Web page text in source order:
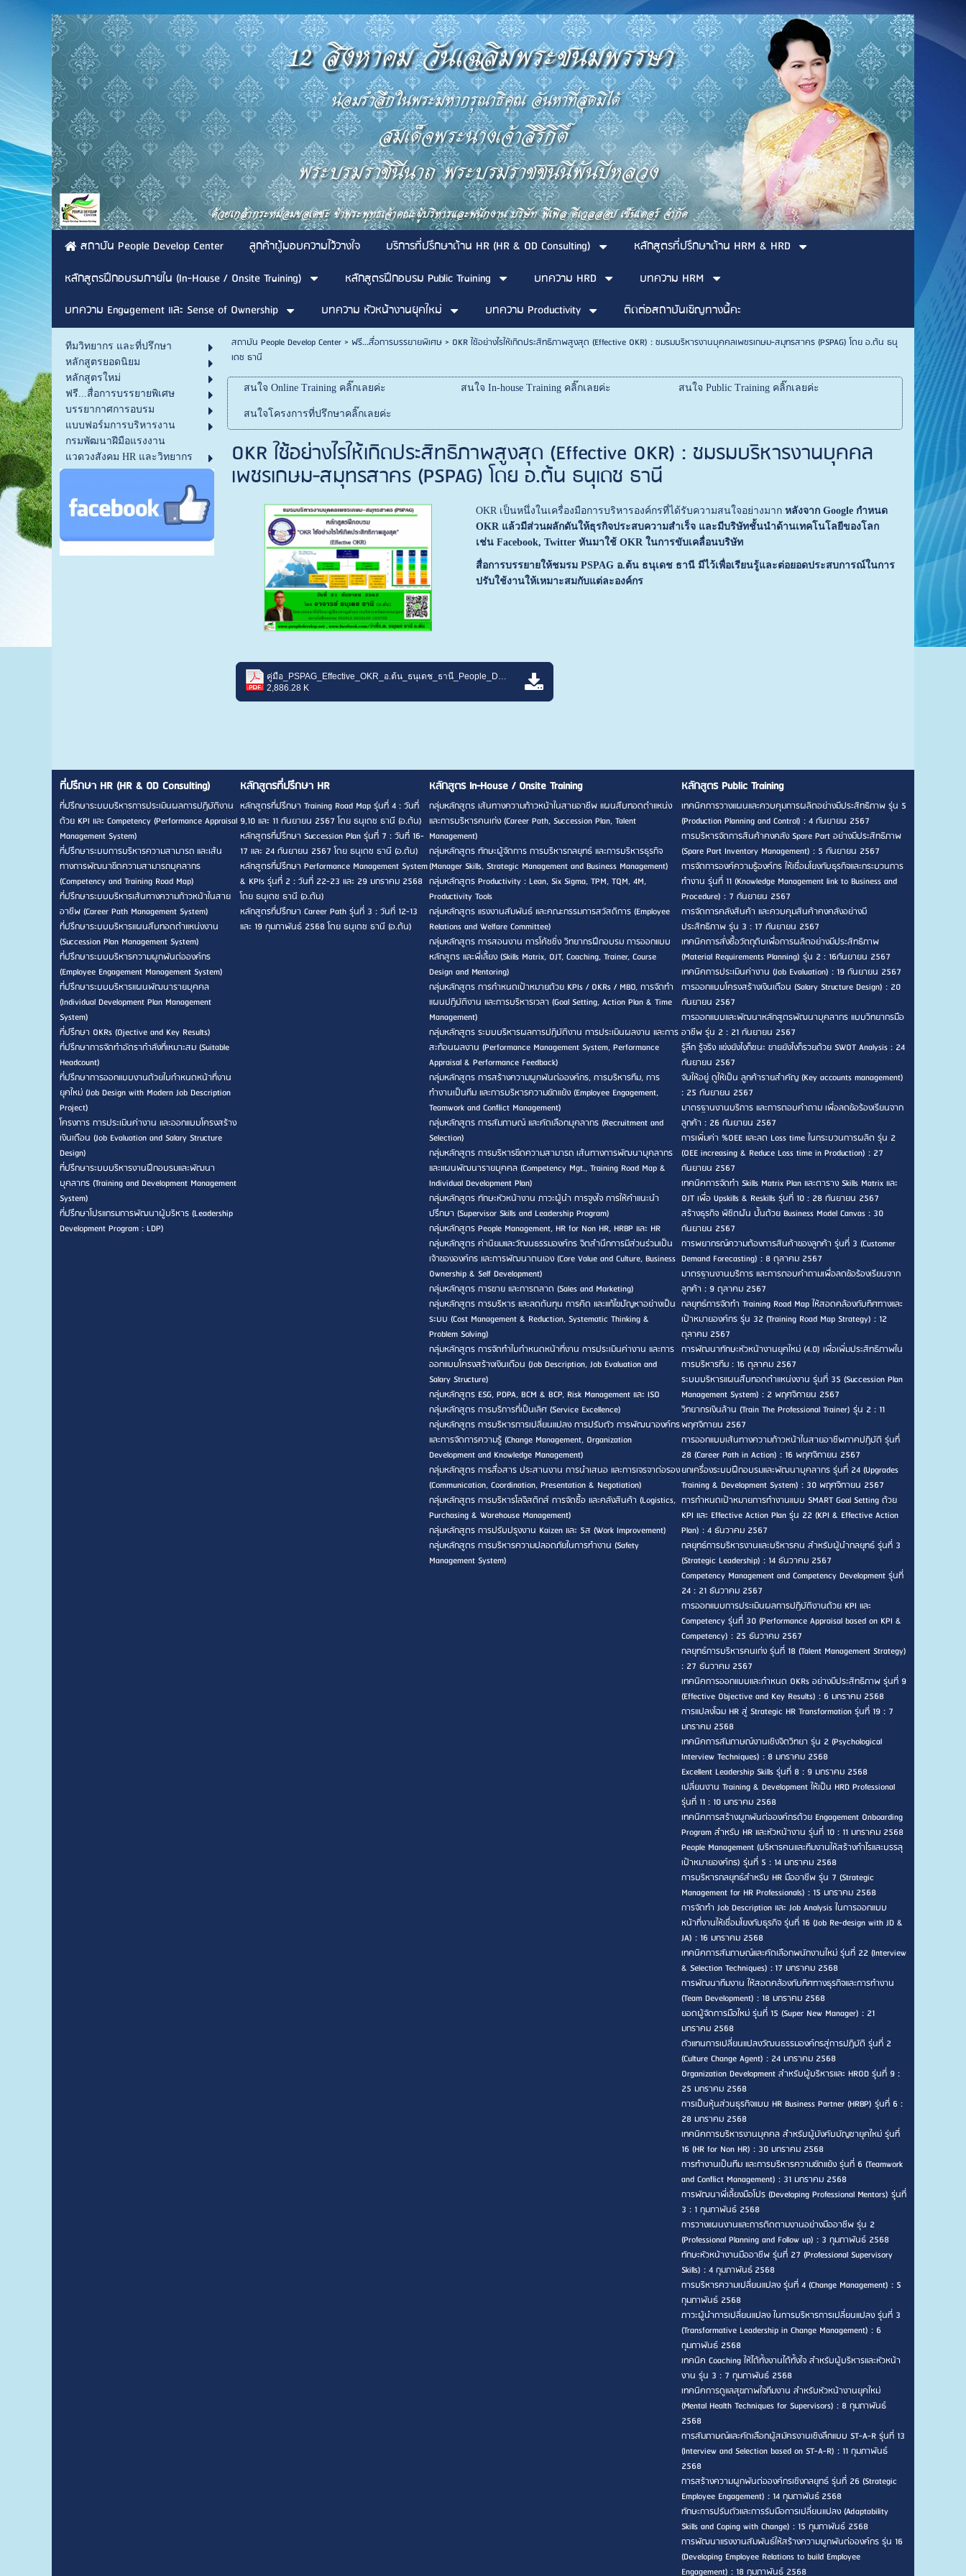
สถาบัน People Develop Center ลูกค้าผู้มอบความไว้วางใจ บริการที่ปรึกษาด้าน HR (HR & OD Consulting)
หลักสูตรที่ปรึกษาด้าน HRM & HRD
หลักสูตรฝึกอบรมภายใน (In-House / Onsite Training)
หลักสูตรฝึกอบรม Public Training บทความ HRD
บทความ HRM
บทความ Engagement และ Sense of Ownership
บทความ หัวหน้างานยุคใหม่ บทความ Productivity ติดต่อสถาบันเชิญทางนี้คะ
ทีมวิทยากร และที่ปรึกษา
หลักสูตรยอดนิยม
หลักสูตรใหม่
ฟรี...สื่อการบรรยายพิเศษ
บรรยากาศการอบรม
แบบฟอร์มการบริหารงาน
กรมพัฒนาฝีมือแรงงาน
แวดวงสังคม HR และวิทยากร
สถาบัน People Develop Center> ฟรี...สื่อการบรรยายพิเศษ> OKR ใช้อย่างไรให้เกิดประสิทธิภาพสูงสุด (Effective OKR) : ชมรมบริหารงานบุคคลเพชรเกษม-สมุทรสาคร (PSPAG) โดย อ.ต้น ธนุ
เดช ธานี
สนใจ Online Training คลิ๊กเลยค่ะ สนใจ In-house Training คลิ๊กเลยค่ะ สนใจ Public Training คลิ๊กเลยค่ะ
สนใจโครงการที่ปรึกษาคลิ๊กเลยค่ะ
OKR ใช้อย่างไรให้เกิดประสิทธิภาพสูงสุด (Effective OKR) : ชมรมบริหารงานบุคคล
เพชรเกษม-สมุทรสาคร (PSPAG) โดย อ.ต้น ธนุเดช ธานี
OKR เป็นหนึ่งในเครื่องมือการบริหารองค์กรที่ได้รับความสนใจอย่างมากหลังจาก Google กำหนด
OKR แล้วมีส่วนผลักดันให้ธุรกิจประสบความสำเร็จ และมีบริษัทชั้นนำด้านเทคโนโลยีของโลก
เช่นFacebook, Twitter หันมาใช้ OKR ในการขับเคลื่อนบริษัท
สื่อการบรรยายให้ชมรม PSPAG อ.ต้น ธนุเดช ธานี มีไว้เพื่อเรียนรู้และต่อยอดประสบการณ์ในการ
ปรับใช้งานให้เหมาะสมกับแต่ละองค์กร
คู่มือ_PSPAG_Effective_OKR_อ.ต้น_ธนุเดช_ธานี_People_Develop_Center.pdf
2,886.28 K
ที่ปรึกษา HR (HR & OD Consulting)
ที่ปรึกษาระบบบริหารการประเมินผลการปฏิบัติงาน
ด้วย KPI และ Competency (Performance Appraisal
Management System)
ที่ปรึกษาระบบการบริหารความสามารถ และเส้น
ทางการพัฒนาขีดความสามารถบุคลากร
(Competency and Training Road Map)
ที่ปรึกษาระบบบริหารเส้นทางความก้าวหน้าในสาย
อาชีพ (Career Path Management System)
ที่ปรึกษาระบบบริหารแผนสืบทอดตำแหน่งงาน
(Succession Plan Management System)
ที่ปรึกษาระบบบริหารความผูกพันต่อองค์กร
(Employee Engagement Management System)
ที่ปรึกษาระบบบริหารแผนพัฒนารายบุคคล
(Individual Development Plan Management
System)
ที่ปรึกษา OKRs (Ojective and Key Results)
ที่ปรึกษาการจัดทำอัตรากำลังที่เหมาะสม (Suitable
Headcount)
ที่ปรึกษาการออกแบบงานด้วยใบกำหนดหน้าที่งาน
ยุคใหม่ (Job Design with Modern Job Description
Project)
โครงการ การประเมินค่างาน และออกแบบโครงสร้าง
เงินเดือน (Job Evaluation and Salary Structure
Design)
ที่ปรึกษาระบบบริหารงานฝึกอบรมและพัฒนา
บุคลากร (Training and Development Management
System)
ที่ปรึกษาโปรแกรมการพัฒนาผู้บริหาร (Leadership
Development Program : LDP)
หลักสูตรที่ปรึกษา HR
หลักสูตรที่ปรึกษา Training Road Map รุ่นที่ 4 : วันที่
9,10 และ 11 กันยายน 2567 โดย ธนุเดช ธานี (อ.ต้น)
หลักสูตรที่ปรึกษา Succession Plan รุ่นที่ 7 : วันที่ 16-
17 และ 24 กันยายน 2567 โดย ธนุเดช ธานี (อ.ต้น)
หลักสูตรที่ปรึกษา Performance Management System
& KPIs รุ่นที่ 2 : วันที่ 22-23 และ 29 มกราคม 2568
โดย ธนุเดช ธานี (อ.ต้น)
หลักสูตรที่ปรึกษา Career Path รุ่นที่ 3 : วันที่ 12-13
และ 19 กุมภาพันธ์ 2568 โดย ธนุเดช ธานี (อ.ต้น)
หลักสูตร In-House / Onsite Training
กลุ่มหลักสูตร เส้นทางความก้าวหน้าในสายอาชีพ แผนสืบทอดตำแหน่ง
และการบริหารคนเก่ง (Career Path, Succession Plan, Talent
Management)
กลุ่มหลักสูตร ทักษะผู้จัดการ การบริหารกลยุทธ์ และการบริหารธุรกิจ
(Manager Skills, Strategic Management and Business Management)
กลุ่มหลักสูตร Productivity : Lean, Six Sigma, TPM, TQM, 4M,
Productivity Tools
กลุ่มหลักสูตร แรงงานสัมพันธ์ และคณะกรรมการสวัสดิการ (Employee
Relations and Welfare Committee)
กลุ่มหลักสูตร การสอนงาน การโค้ชชิ่ง วิทยากรฝึกอบรม การออกแบบ
หลักสูตร และพี่เลี้ยง (Skills Matrix, OJT, Coaching, Trainer, Course
Design and Mentoring)
กลุ่มหลักสูตร การกำหนดเป้าหมายด้วย KPIs / OKRs / MBO, การจัดทำ
แผนปฏิบัติงาน และการบริหารเวลา (Goal Setting, Action Plan & Time
Management)
กลุ่มหลักสูตร ระบบบริหารผลการปฏิบัติงาน การประเมินผลงาน และการ
สะท้อนผลงาน (Performance Management System, Performance
Appraisal & Performance Feedback)
กลุ่มหลักสูตร การสร้างความผูกพันต่อองค์กร, การบริหารทีม, การ
ทำงานเป็นทีม และการบริหารความขัดแย้ง (Employee Engagement,
Teamwork and Conflict Management)
กลุ่มหลักสูตร การสัมภาษณ์ และคัดเลือกบุคลากร (Recruitment and
Selection)
กลุ่มหลักสูตร การบริหารขีดความสามารถ เส้นทางการพัฒนาบุคลากร
และแผนพัฒนารายบุคคล (Competency Mgt., Training Road Map &
Individual Development Plan)
กลุ่มหลักสูตร ทักษะหัวหน้างาน ภาวะผู้นำ การจูงใจ การให้คำแนะนำ
ปรึกษา (Supervisor Skills and Leadership Program)
กลุ่มหลักสูตร People Management, HR for Non HR, HRBP และ HR
กลุ่มหลักสูตร ค่านิยมและวัฒนธรรมองค์กร จิตสำนึกการมีส่วนร่วมเป็น
เจ้าขององค์กร และการพัฒนาตนเอง (Core Value and Culture, Business
Ownership & Self Development)
กลุ่มหลักสูตร การขาย และการตลาด (Sales and Marketing)
กลุ่มหลักสูตร การบริหาร และลดต้นทุน การคิด และแก้ไขปัญหาอย่างเป็น
ระบบ (Cost Management & Reduction, Systematic Thinking &
Problem Solving)
กลุ่มหลักสูตร การจัดทำใบกำหนดหน้าที่งาน การประเมินค่างาน และการ
ออกแบบโครงสร้างเงินเดือน (Job Description, Job Evaluation and
Salary Structure)
กลุ่มหลักสูตร ESG, PDPA, BCM & BCP, Risk Management และ ISO
กลุ่มหลักสูตร การบริการที่เป็นเลิศ (Service Excellence)
กลุ่มหลักสูตร การบริหารการเปลี่ยนแปลง การปรับตัว การพัฒนาองค์กร
และการจัดการความรู้ (Change Management, Organization
Development and Knowledge Management)
กลุ่มหลักสูตร การสื่อสาร ประสานงาน การนำเสนอ และการเจรจาต่อรอง
(Communication, Coordination, Presentation & Negotiation)
กลุ่มหลักสูตร การบริหารโลจิสติกส์ การจัดซื้อ และคลังสินค้า (Logistics,
Purchasing & Warehouse Management)
กลุ่มหลักสูตร การปรับปรุงงาน Kaizen และ 5ส (Work Improvement)
กลุ่มหลักสูตร การบริหารความปลอดภัยในการทำงาน (Safety
Management System)
หลักสูตร Public Training
เทคนิคการวางแผนและควบคุมการผลิตอย่างมีประสิทธิภาพ รุ่น 5
(Production Planning and Control) : 4 กันยายน 2567
การบริหารจัดการสินค้าคงคลัง Spare Part อย่างมีประสิทธิภาพ
(Spare Part Inventory Management) : 5 กันยายน 2567
การจัดการองค์ความรู้องค์กร ให้เชื่อมโยงกับธุรกิจและกระบวนการ
ทำงาน รุ่นที่ 11 (Knowledge Management link to Business and
Procedure) : 7 กันยายน 2567
การจัดการคลังสินค้า และควบคุมสินค้าคงคลังอย่างมี
ประสิทธิภาพ รุ่น 3 : 17 กันยายน 2567
เทคนิคการสั่งซื้อวัตถุดิบเพื่อการผลิตอย่างมีประสิทธิภาพ
(Material Requirements Planning) รุ่น 2 : 16กันยายน 2567
เทคนิคการประเมินค่างาน (Job Evaluation) : 19 กันยายน 2567
การออกแบบโครงสร้างเงินเดือน (Salary Structure Design) : 20
กันยายน 2567
การออกแบบและพัฒนาหลักสูตรพัฒนาบุคลากร แบบวิทยากรมือ
อาชีพ รุ่น 2 : 21 กันยายน 2567
รู้ลึก รู้จริง แข่งยังไงก็ชนะ ขายยังไงก็รวยด้วย SWOT Analysis : 24
กันยายน 2567
จับให้อยู่ ดูให้เป็น ลูกค้ารายสำคัญ (Key accounts management)
: 25 กันยายน 2567
มาตรฐานงานบริการ และการตอบคำถาม เพื่อลดข้อร้องเรียนจาก
ลูกค้า : 26 กันยายน 2567
การเพิ่มค่า %OEE และลด Loss time ในกระบวนการผลิต รุ่น 2
(OEE increasing & Reduce Loss time in Production) : 27
กันยายน 2567
เทคนิคการจัดทำ Skills Matrix Plan และตาราง Skills Matrix และ
OJT เพื่อ Upskills & Reskills รุ่นที่ 10 : 28 กันยายน 2567
สร้างธุรกิจ พิชิตฝัน ปั้นด้วย Business Model Canvas : 30
กันยายน 2567
การพยากรณ์ความต้องการสินค้าของลูกค้า รุ่นที่ 3 (Customer
Demand Forecasting) : 8 ตุลาคม 2567
มาตรฐานงานบริการ และการตอบคำถามเพื่อลดข้อร้องเรียนจาก
ลูกค้า : 9 ตุลาคม 2567
กลยุทธ์การจัดทำ Training Road Map ให้สอดคล้องกับทิศทางและ
เป้าหมายองค์กร รุ่น 32 (Training Road Map Strategy) : 12
ตุลาคม 2567
การพัฒนาทักษะหัวหน้างานยุคใหม่ (4.0) เพื่อเพิ่มประสิทธิภาพใน
การบริหารทีม : 16 ตุลาคม 2567
ระบบบริหารแผนสืบทอดตำแหน่งงาน รุ่นที่ 35 (Succession Plan
Management System) : 2 พฤศจิกายน 2567
วิทยากรเงินล้าน (Train The Professional Trainer) รุ่น 2 : 11
พฤศจิกายน 2567
การออกแบบเส้นทางความก้าวหน้าในสายอาชีพภาคปฏิบัติ รุ่นที่
28 (Career Path in Action) : 16 พฤศจิกายน 2567
ยกเครื่องระบบฝึกอบรมและพัฒนาบุคลากร รุ่นที่ 24 (Upgrades
Training & Development System) : 30 พฤศจิกายน 2567
การกำหนดเป้าหมายการทำงานแบบ SMART Goal Setting ด้วย
KPI และ Effective Action Plan รุ่น 22 (KPI & Effective Action
Plan) : 4 ธันวาคม 2567
กลยุทธ์การบริหารงานและบริหารคน สำหรับผู้นำกลยุทธ์ รุ่นที่ 3
(Strategic Leadership) : 14 ธันวาคม 2567
Competency Management and Competency Development รุ่นที่
24 : 21 ธันวาคม 2567
การออกแบบการประเมินผลการปฏิบัติงานด้วย KPI และ
Competency รุ่นที่ 30 (Performance Appraisal based on KPI &
Competency) : 25 ธันวาคม 2567
กลยุทธ์การบริหารคนเก่ง รุ่นที่ 18 (Talent Management Strategy)
: 27 ธันวาคม 2567
เทคนิคการออกแบบและกำหนด OKRs อย่างมีประสิทธิภาพ รุ่นที่ 9
(Effective Objective and Key Results) : 6 มกราคม 2568
การแปลงโฉม HR สู่ Strategic HR Transformation รุ่นที่ 19 : 7
มกราคม 2568
เทคนิคการสัมภาษณ์งานเชิงจิตวิทยา รุ่น 2 (Psychological
Interview Techniques) : 8 มกราคม 2568
Excellent Leadership Skills รุ่นที่ 8 : 9 มกราคม 2568
เปลี่ยนงาน Training & Development ให้เป็น HRD Professional
รุ่นที่ 11 : 10 มกราคม 2568
เทคนิคการสร้างผูกพันต่อองค์กรด้วย Engagement Onboarding
Program สำหรับ HR และหัวหน้างาน รุ่นที่ 10 : 11 มกราคม 2568
People Management (บริหารคนและทีมงานให้สร้างกำไรและบรรลุ
เป้าหมายองค์กร) รุ่นที่ 5 : 14 มกราคม 2568
การบริหารกลยุทธ์สำหรับ HR มืออาชีพ รุ่น 7 (Strategic
Management for HR Professionals) : 15 มกราคม 2568
การจัดทำ Job Description และ Job Analysis ในการออกแบบ
หน้าที่งานให้เชื่อมโยงกับธุรกิจ รุ่นที่ 16 (Job Re-design with JD &
JA) : 16 มกราคม 2568
เทคนิคการสัมภาษณ์และคัดเลือกพนักงานใหม่ รุ่นที่ 22 (Interview
& Selection Techniques) : 17 มกราคม 2568
การพัฒนาทีมงาน ให้สอดคล้องกับทิศทางธุรกิจและการทำงาน
(Team Development) : 18 มกราคม 2568
ยอดผู้จัดการมือใหม่ รุ่นที่ 15 (Super New Manager) : 21
มกราคม 2568
ตัวแทนการเปลี่ยนแปลงวัฒนธรรมองค์กรสู่การปฏิบัติ รุ่นที่ 2
(Culture Change Agent) : 24 มกราคม 2568
Organization Development สำหรับผู้บริหารและ HROD รุ่นที่ 9 :
25 มกราคม 2568
การเป็นหุ้นส่วนธุรกิจแบบ HR Business Partner (HRBP) รุ่นที่ 6 :
28 มกราคม 2568
เทคนิคการบริหารงานบุคคล สำหรับผู้บังคับบัญชายุคใหม่ รุ่นที่
16 (HR for Non HR) : 30 มกราคม 2568
การทำงานเป็นทีม และการบริหารความขัดแย้ง รุ่นที่ 6 (Teamwork
and Conflict Management) : 31 มกราคม 2568
การพัฒนาพี่เลี้ยงมือโปร (Developing Professional Mentors) รุ่นที่
3 : 1 กุมภาพันธ์ 2568
การวางแผนงานและการติดตามงานอย่างมืออาชีพ รุ่น 2
(Professional Planning and Follow up) : 3 กุมภาพันธ์ 2568
ทักษะหัวหน้างานมืออาชีพ รุ่นที่ 27 (Professional Supervisory
Skills) : 4 กุมภาพันธ์ 2568
การบริหารความเปลี่ยนแปลง รุ่นที่ 4 (Change Management) : 5
กุมภาพันธ์ 2568
ภาวะผู้นำการเปลี่ยนแปลง ในการบริหารการเปลี่ยนแปลง รุ่นที่ 3
(Transformative Leadership in Change Management) : 6
กุมภาพันธ์ 2568
เทคนิค Coaching ให้ได้ทั้งงานได้ทั้งใจ สำหรับผู้บริหารและหัวหน้า
งาน รุ่น 3 : 7 กุมภาพันธ์ 2568
เทคนิคการดูแลสุขภาพใจทีมงาน สำหรับหัวหน้างานยุคใหม่
(Mental Health Techniques for Supervisors) : 8 กุมภาพันธ์
2568
การสัมภาษณ์และคัดเลือกผู้สมัครงานเชิงลึกแบบ ST-A-R รุ่นที่ 13
(Interview and Selection based on ST-A-R) : 11 กุมภาพันธ์
2568
การสร้างความผูกพันต่อองค์กรเชิงกลยุทธ์ รุ่นที่ 26 (Strategic
Employee Engagement) : 14 กุมภาพันธ์ 2568
ทักษะการปรับตัวและการรับมือการเปลี่ยนแปลง (Adaptability
Skills and Coping with Change) : 15 กุมภาพันธ์ 2568
การพัฒนาแรงงานสัมพันธ์ให้สร้างความผูกพันต่อองค์กร รุ่น 16
(Developing Employee Relations to build Employee
Engagement) : 18 กุมภาพันธ์ 2568